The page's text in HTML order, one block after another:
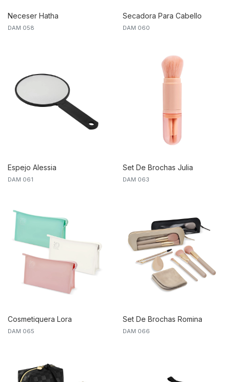
Neceser Hatha
DAM 058
Secadora Para Cabello
Gisele
DAM 060
Espejo Alessia
DAM 061
Set De Brochas Julia
DAM 063
Cosmetiquera Lora
DAM 065
Set De Brochas Romina
DAM 066